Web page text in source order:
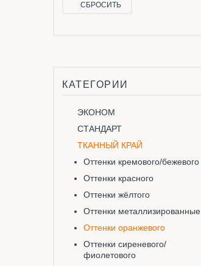
СБРОСИТЬ
КАТЕГОРИИ
ЭКОНОМ
СТАНДАРТ
ТКАННЫЙ КРАЙ
Оттенки кремового/бежевого
Оттенки красного
Оттенки жёлтого
Оттенки металлизированные
Оттенки оранжевого
Оттенки сиреневого/
фиолетового